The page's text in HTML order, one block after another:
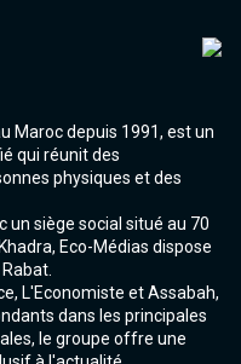
Maroc depuis 1991, est un
qui réunit des
physiques et des
un siège social situé au 70
Eco-Médias dispose
L'Economiste et Assabah,
dans les principales
le groupe offre une